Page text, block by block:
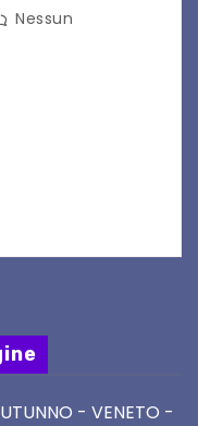
Nessun
- VENETO -